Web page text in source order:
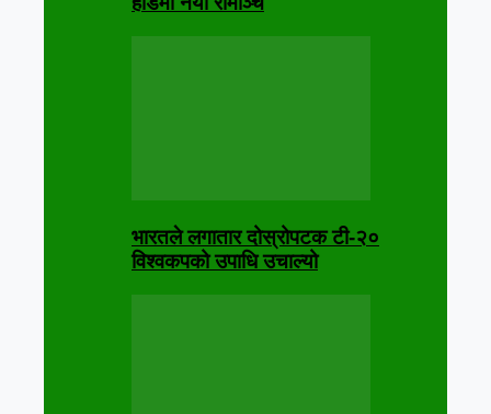
भारतले लगातार दोस्रोपटक टी-२०
विश्वकपको उपाधि उचाल्यो